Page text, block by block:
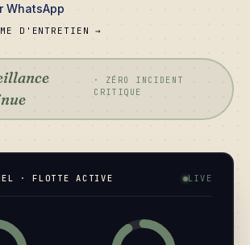
WhatsApp
D'ENTRETIEN →
· ZÉRO INCIDENT
CRITIQUE
· FLOTTE ACTIVE LIVE